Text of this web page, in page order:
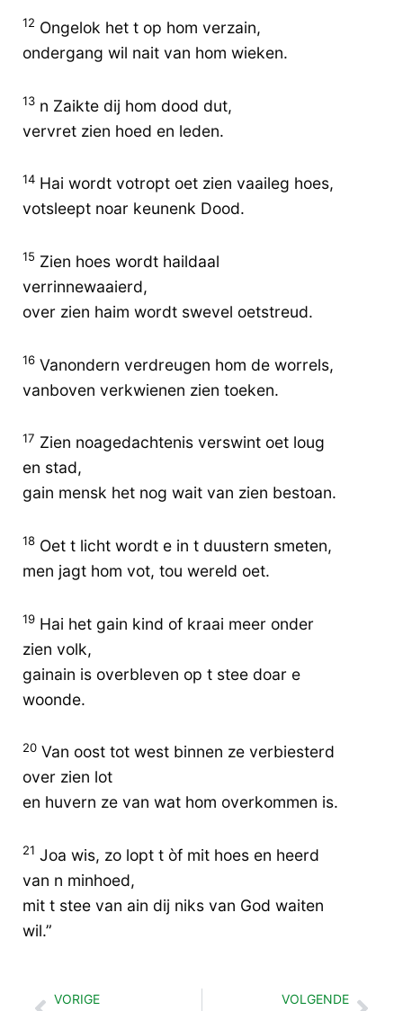
12 Ongelok het t op hom verzain,
ondergang wil nait van hom wieken.
13 n Zaikte dij hom dood dut,
vervret zien hoed en leden.
14 Hai wordt votropt oet zien vaaileg hoes,
votsleept noar keunenk Dood.
15 Zien hoes wordt haildaal
verrinnewaaierd,
over zien haim wordt swevel oetstreud.
16 Vanondern verdreugen hom de worrels,
vanboven verkwienen zien toeken.
17 Zien noagedachtenis verswint oet loug
en stad,
gain mensk het nog wait van zien bestoan.
18 Oet t licht wordt e in t duustern smeten,
men jagt hom vot, tou wereld oet.
19 Hai het gain kind of kraai meer onder
zien volk,
gainain is overbleven op t stee doar e
woonde.
20 Van oost tot west binnen ze verbiesterd
over zien lot
en huvern ze van wat hom overkommen is.
21 Joa wis, zo lopt t òf mit hoes en heerd
van n minhoed,
mit t stee van ain dij niks van God waiten
wil.”
VORIGE VOLGENDE